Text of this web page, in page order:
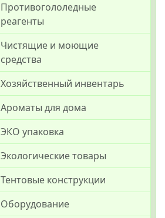
Противогололедные
реагенты
Чистящие и моющие
средства
Хозяйственный инвентарь
Ароматы для дома
ЭКО упаковка
Экологические товары
Тентовые конструкции
Оборудование